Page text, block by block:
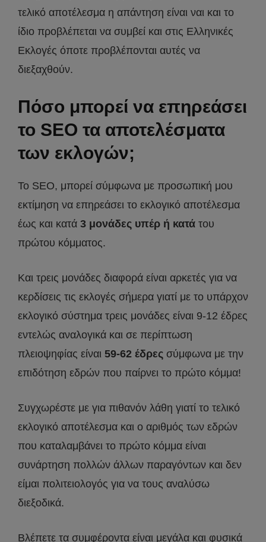
τελικό αποτέλεσμα η απάντηση είναι ναι και το
ίδιο προβλέπεται να συμβεί και στις Ελληνικές
Εκλογές όποτε προβλέπονται αυτές να
διεξαχθούν.
Πόσο μπορεί να επηρεάσει
το SEO τα αποτελέσματα
των εκλογών;
Το SEO, μπορεί σύμφωνα με προσωπική μου
εκτίμηση να επηρεάσει το εκλογικό αποτέλεσμα
έως και κατά 3 μονάδες υπέρ ή κατά του
πρώτου κόμματος.
Και τρεις μονάδες διαφορά είναι αρκετές για να
κερδίσεις τις εκλογές σήμερα γιατί με το υπάρχον
εκλογικό σύστημα τρεις μονάδες είναι 9-12 έδρες
εντελώς αναλογικά και σε περίπτωση
πλειοψηφίας είναι 59-62 έδρες σύμφωνα με την
επιδότηση εδρών που παίρνει το πρώτο κόμμα!
Συγχωρέστε με για πιθανόν λάθη γιατί το τελικό
εκλογικό αποτέλεσμα και ο αριθμός των εδρών
που καταλαμβάνει το πρώτο κόμμα είναι
συνάρτηση πολλών άλλων παραγόντων και δεν
είμαι πολιτειολογός για να τους αναλύσω
διεξοδικά.
Βλέπετε τα συμφέροντα είναι μεγάλα και φυσικά